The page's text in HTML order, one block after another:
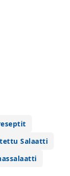
Salaatti